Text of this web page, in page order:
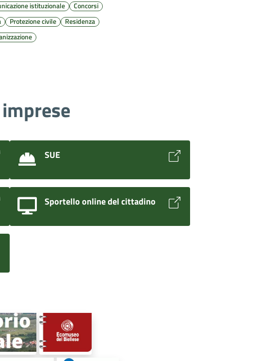
istituzionale
Concorsi
Protezione civile
Residenza
SUE
Sportello online del cittadino